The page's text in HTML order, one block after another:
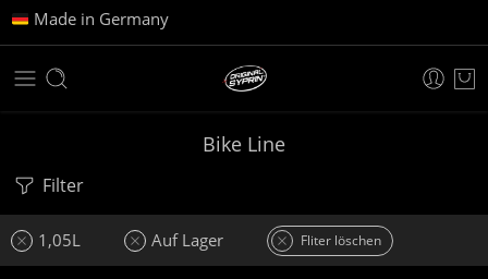
Made in Germany
Bike Line
Filter
1,05L Auf Lager Fliter löschen